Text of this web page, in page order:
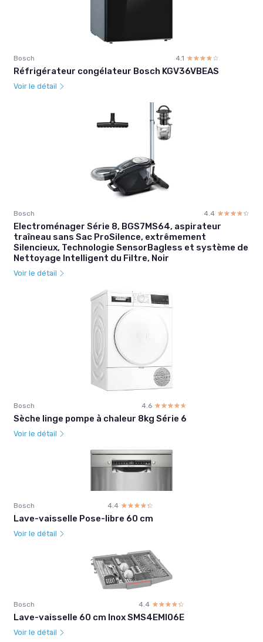
Bosch 4.1 ☆☆☆☆☆
★★★★★
Réfrigérateur congélateur Bosch KGV36VBEAS
Voir le détail
Bosch 4.4 ☆☆☆☆☆
★★★★★
Electroménager Série 8, BGS7MS64, aspirateur
traîneau sans Sac ProSilence, extrêmement
Silencieux, Technologie SensorBagless et système de
Nettoyage Intelligent du Filtre, Noir
Voir le détail
Bosch 4.6 ☆☆☆☆☆
★★★★★
Sèche linge pompe à chaleur 8kg Série 6
Voir le détail
Bosch 4.4 ☆☆☆☆☆
★★★★★
Lave-vaisselle Pose-libre 60 cm
Voir le détail
Bosch 4.4 ☆☆☆☆☆
★★★★★
Lave-vaisselle 60 cm Inox SMS4EMI06E
Voir le détail